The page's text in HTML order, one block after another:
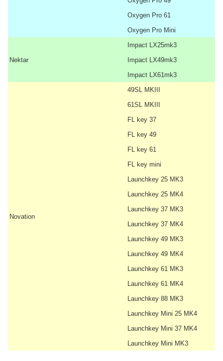
Oxygen Pro 61
Oxygen Pro Mini
Nektar
Impact LX25mk3
Impact LX49mk3
Impact LX61mk3
Novation
49SL MKIII
61SL MKIII
FL key 37
FL key 49
FL key 61
FL key mini
Launchkey 25 MK3
Launchkey 25 MK4
Launchkey 37 MK3
Launchkey 37 MK4
Launchkey 49 MK3
Launchkey 49 MK4
Launchkey 61 MK3
Launchkey 61 MK4
Launchkey 88 MK3
Launchkey Mini 25 MK4
Launchkey Mini 37 MK4
Launchkey Mini MK3